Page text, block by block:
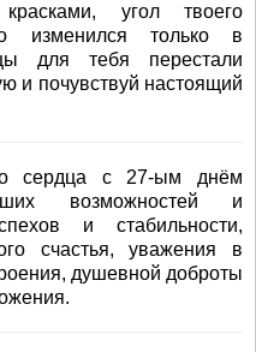
угол твоего
изменился только в
для тебя перестали
и почувствуй настоящий
сердца с 27-ым днём
возможностей и
и стабильности,
счастья, уважения в
душевной доброты